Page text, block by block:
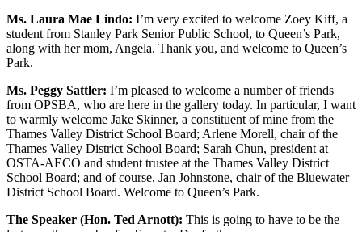
Ms. Laura Mae Lindo: I’m very excited to welcome Zoey Kiff, a
student from Stanley Park Senior Public School, to Queen’s Park,
along with her mom, Angela. Thank you, and welcome to Queen’s
Park.
Ms. Peggy Sattler: I’m pleased to welcome a number of friends
from OPSBA, who are here in the gallery today. In particular, I want
to warmly welcome Jake Skinner, a constituent of mine from the
Thames Valley District School Board; Arlene Morell, chair of the
Thames Valley District School Board; Sarah Chun, president at
OSTA-AECO and student trustee at the Thames Valley District
School Board; and of course, Jan Johnstone, chair of the Bluewater
District School Board. Welcome to Queen’s Park.
The Speaker (Hon. Ted Arnott): This is going to have to be the